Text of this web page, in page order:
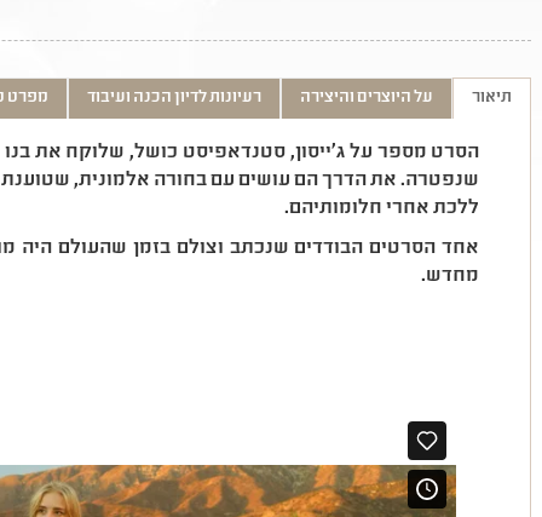
תיאור על היוצרים והיצירה רעיונות לדיון הכנה ועיבוד מפרט
הסרט מספר על ג׳ייסון, סטנדאפיסט כושל, שלוקח את
שנפטרה. את הדרך הם עושים עם בחורה אלמונית,
ללכת אחרי חלומותיהם.
אחד הסרטים הבודדים שנכתב וצולם בזמן שהעולם היה
מחדש.